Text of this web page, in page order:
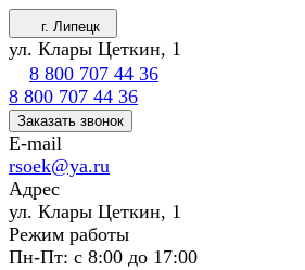
г. Липецк
ул. Клары Цеткин, 1
8 800 707 44 36
8 800 707 44 36
Заказать звонок
E-mail
rsoek@ya.ru
Адрес
ул. Клары Цеткин, 1
Режим работы
Пн-Пт: с 8:00 до 17:00